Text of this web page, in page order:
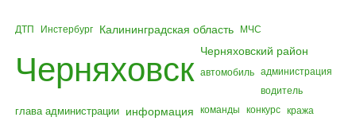
ДТП Инстербург Калининградская область МЧС
Черняховск Черняховский район
автомобиль администрация
водитель
глава администрации информация команды конкурс кража